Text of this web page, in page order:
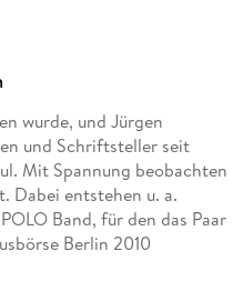
wurde, und Jürgen
und Schriftsteller seit
Mit Spannung beobachten
Dabei entstehen u. a.
Band, für den das Paar
Berlin 2010